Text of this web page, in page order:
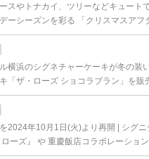
スやトナカイ、ツリーなどキュート
ーシーズンを彩る 「クリスマスアフ
横浜のシグネチャーケーキが冬の
「ザ・ローズ ショコラブラン」を販
2024年10月1日(火)より再開 | シグ
ローズ』 や 重慶飯店コラボレーショ